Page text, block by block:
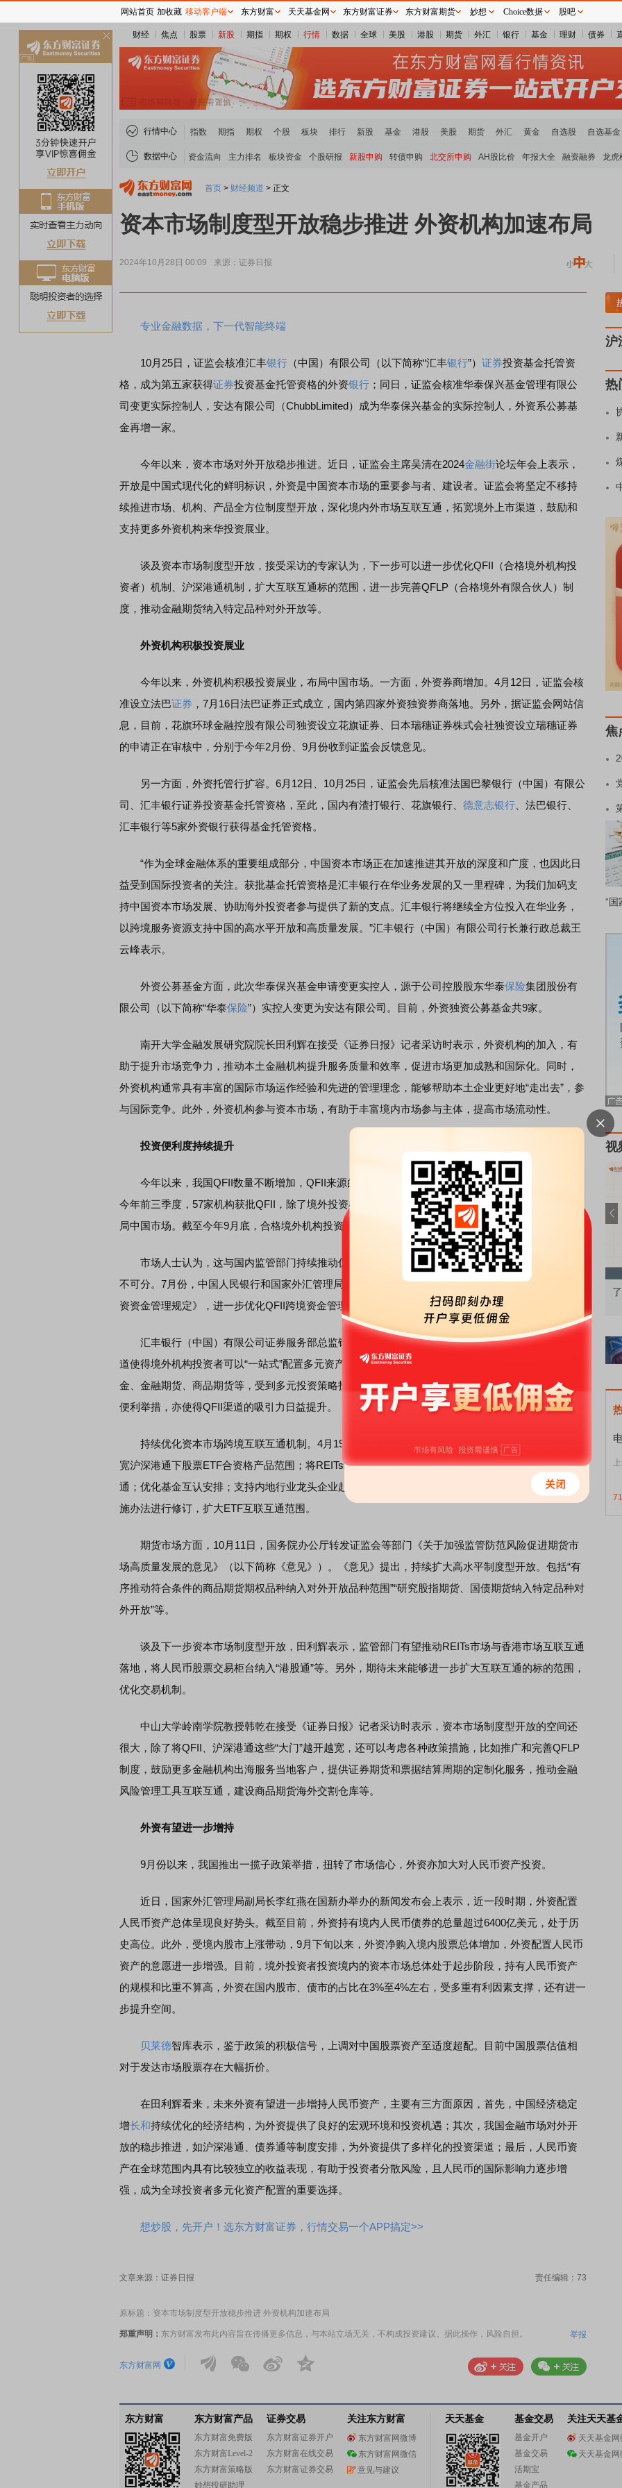
财经 焦点 股票 新股 期指 期权 行情 数据 全球 美股 港股 期货 外汇 银行 基金 理财 债券
行情中心 指数 期指 期权 个股 板块 排行 新股 基金 港股 美股 期货 外汇 黄金 自选股 自选基金
数据中心 资金流向 主力排名 板块资金 个股研报 新股申购 转债申购 北交所申购 AH股比价 年报大全 融资融券 龙虎
首页 > 财经频道 > 正文
资本市场制度型开放稳步推进 外资机构加速布局
2024年10月28日 00:09 来源：证券日报
专业金融数据，下一代智能终端
10月25日，证监会核准汇丰银行 （中国）有限公司（以下简称“汇丰银行”） 证券投资基金托管资
格，成为第五家获得证券投资基金托管资格的外资银行 ；同日，证监会核准华泰保兴基金管理有限公
司变更实际控制人，安达有限公司（ChubbLimited）成为华泰保兴基金的实际控制人，外资系公募基
金再增一家。
今年以来，资本市场对外开放稳步推进。近日，证监会主席吴清在2024金融街论坛年会上表示，
开放是中国式现代化的鲜明标识，外资是中国资本市场的重要参与者、建设者。证监会将坚定不移持
续推进市场、机构、产品全方位制度型开放，深化境内外市场互联互通，拓宽境外上市渠道，鼓励和
支持更多外资机构来华投资展业。
谈及资本市场制度型开放，接受采访的专家认为，下一步可以进一步优化QFII（合格境外机构投
资者）机制、沪深港通机制，扩大互联互通标的范围，进一步完善QFLP（合格境外有限合伙人）制
度，推动金融期货纳入特定品种对外开放等。
外资机构积极投资展业
今年以来，外资机构积极投资展业，布局中国市场。一方面，外资券商增加。4月12日，证监会核
准设立法巴证券 ，7月16日法巴证券正式成立，国内第四家外资独资券商落地。另外，据证监会网站信
息，目前，花旗环球金融控股有限公司独资设立花旗证券、日本瑞穗证券株式会社独资设立瑞穗证券
的申请正在审核中，分别于今年2月份、9月份收到证监会反馈意见。
另一方面，外资托管行扩容。6月12日、10月25日，证监会先后核准法国巴黎银行（中国）有限公
司、汇丰银行证券投资基金托管资格，至此，国内有渣打银行、花旗银行、 德意志银行 、法巴银行、
汇丰银行等5家外资银行获得基金托管资格。
“作为全球金融体系的重要组成部分，中国资本市场正在加速推进其开放的深度和广度，也因此日
益受到国际投资者的关注。获批基金托管资格是汇丰银行在华业务发展的又一里程碑，为我们加码支
持中国资本市场发展、协助海外投资者参与提供了新的支点。汇丰银行将继续全方位投入在华业务，
以跨境服务资源支持中国的高水平开放和高质量发展。”汇丰银行（中国）有限公司行长兼行政总裁王
云峰表示。
外资公募基金方面，此次华泰保兴基金申请变更实控人，源于公司控股股东华泰保险集团股份有
限公司（以下简称“华泰保险”）实控人变更为安达有限公司。目前，外资独资公募基金共9家。
南开大学金融发展研究院院长田利辉在接受《证券日报》记者采访时表示，外资机构的加入，有
助于提升市场竞争力，推动本土金融机构提升服务质量和效率，促进市场更加成熟和国际化。同时，
外资机构通常具有丰富的国际市场运作经验和先进的管理理念，能够帮助本土企业更好地“走出去”，参
与国际竞争。此外，外资机构参与资本市场，有助于丰富境内市场参与主体，提高市场流动性。
投资便利度持续提升
今年以来，我国QFII数量不断增加，QFII来源的国家和地区接近50个。据证监会网站最新数据，
今年前三季度，57家机构获批QFII，除了境外投资机构，英国
养老金、中东主权投资基金等也开始布
局中国市场。截至今年9月底，合格境外机构投资者数量达到854家。
市场人士认为，这与国内监管部门持续推动优化完善对外开放制度、不断提升外资投资便利度密
不可分。7月份，中国人民银行和国家外汇管理局联合发布修订后的《境外机构投资者境内证券期货投
资资金管理规定》，进一步优化QFII跨境资金管理。
汇丰银行（中国）有限公司证券服务部总监钟咏苓在接受《证券日报》记者采访时表示，QFII渠
道使得境外机构投资者可以“一站式”配置多元资产，包括股票、债券、公募证券投资基金、私募投资基
金、金融期货、商品期货等，受到多元投资策略投资人的青睐。此外，监管机构不断推出新的开放和
便利举措，亦使得QFII渠道的吸引力日益提升。
持续优化资本市场跨境互联互通机制。4月19日，证监会发布5项资本市场对港合作措施，包括放
宽沪深港通下股票ETF合资格产品范围；将REITs纳入沪深港通；支持人民币股票交易柜台纳入港股
通；优化基金互认安排；支持内地行业龙头企业赴香港上市等。此后，沪深交易所对沪深港通业务实
施办法进行修订，扩大ETF互联互通范围。
期货市场方面，10月11日，国务院办公厅转发证监会等部门《关于加强监管防范风险促进期货市
场高质量发展的意见》（以下简称《意见》）。《意见》提出，持续扩大高水平制度型开放。包括“有
序推动符合条件的商品期货期权品种纳入对外开放品种范围”“研究股指期货、国债期货纳入特定品种对
外开放”等。
谈及下一步资本市场制度型开放，田利辉表示，监管部门有望推动REITs市场与香港市场互联互通
落地，将人民币股票交易柜台纳入“港股通”等。另外，期待未来能够进一步扩大互联互通的标的范围，
优化交易机制。
中山大学岭南学院教授韩乾在接受《证券日报》记者采访时表示，资本市场制度型开放的空间还
很大，除了将QFII、沪深港通这些“大门”越开越宽，还可以考虑各种政策措施，比如推广和完善QFLP
制度，鼓励更多金融机构出海服务当地客户，提供证券期货和票据结算周期的定制化服务，推动金融
风险管理工具互联互通，建设商品期货海外交割仓库等。
外资有望进一步增持
9月份以来，我国推出一揽子政策举措，扭转了市场信心，外资亦加大对人民币资产投资。
近日，国家外汇管理局副局长李红燕在国新办举办的新闻发布会上表示，近一段时期，外资配置
人民币资产总体呈现良好势头。截至目前，外资持有境内人民币债券的总量超过6400亿美元，处于历
史高位。此外，受境内股市上涨带动，9月下旬以来，外资净购入境内股票总体增加，外资配置人民币
资产的意愿进一步增强。目前，境外投资者投资境内的资本市场总体处于起步阶段，持有人民币资产
的规模和比重不算高，外资在国内股市、债市的占比在3%至4%左右，受多重有利因素支撑，还有进一
步提升空间。
贝莱德智库表示，鉴于政策的积极信号，上调对中国股票资产至适度超配。目前中国股票估值相
对于发达市场股票存在大幅折价。
在田利辉看来，未来外资有望进一步增持人民币资产，主要有三方面原因，首先，中国经济稳定
增长和持续优化的经济结构，为外资提供了良好的宏观环境和投资机遇；其次，我国金融市场对外开
放的稳步推进，如沪深港通、债券通等制度安排，为外资提供了多样化的投资渠道；最后，人民币资
产在全球范围内具有比较独立的收益表现，有助于投资者分散风险，且人民币的国际影响力逐步增
强，成为全球投资者多元化资产配置的重要选择。
想炒股，先开户！选东方财富证券，行情交易一个APP搞定>>
文章来源：证券日报 责任编辑：73
原标题：资本市场制度型开放稳步推进 外资机构加速布局
郑重声明： 东方财富发布此内容旨在传播更多信息，与本站立场无关，不构成投资建议。据此操作，风险自担。 举报
东方财富网
A股估值分析全
沪
热
焦
“国
视
首席连线｜东方财富证券陈果：A股再平衡的
风，将吹向何处
71
东方财富 东方财富产品
东方财富免费版
东方财富Level-2
东方财富策略版
妙想投研助理
证券交易
东方财富证券开户
东方财富在线交易
东方财富证券交易
关注东方财富
东方财富网微博
东方财富网微信
意见与建议
天天基金 基金交易
基金开户
基金交易
活期宝
基金产品
关注天天基
天天基金网
天天基金网
网站首页 加收藏 移动客户端 东方财富 天天基金网 东方财富证券 东方财富期货 妙想 Choice数据 股吧
关